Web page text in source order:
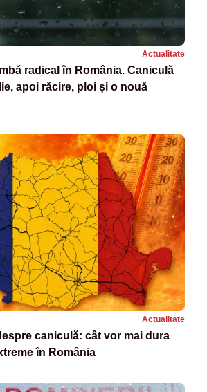
Actualitate
radical în România. Caniculă
apoi răcire, ploi și o nouă
Actualitate
caniculă: cât vor mai dura
în România